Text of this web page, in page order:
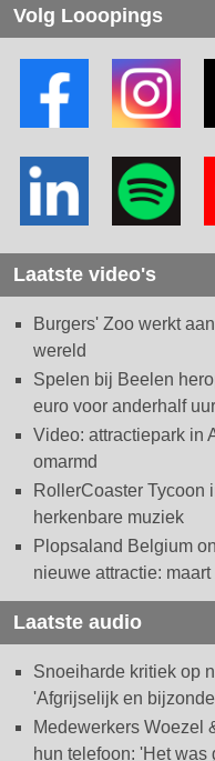
Volg Looopings
Laatste video's
Burgers' Zoo werkt
wereld
Spelen bij Beelen
euro voor anderhalf
Video: attractiepark in
omarmd
RollerCoaster Tycoon
herkenbare muziek
Plopsaland Belgium
nieuwe attractie: maart
Laatste audio
Snoeiharde kritiek op
'Afgrijselijk en
Medewerkers Woezel
hun telefoon: 'Het was